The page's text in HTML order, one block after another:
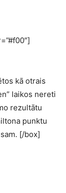
kā otrais
laikos nereti
rezultātu
punktu
[/box]